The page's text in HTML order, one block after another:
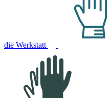
die Werkstatt